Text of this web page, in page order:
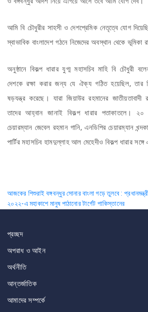
আমি বি চৌধুরীর সাহসী ও দেশপ্রেমিক নেতৃত্বে যোগ
স্বাভাবিক বাংলাদেশ গঠনে নিজেদের অবস্থান থেকে ভূমিকা
অনুষ্ঠানে বিকল্প ধারার যুগ্ম মহাসচিব মাহি বি চৌধুরী
দেশকে রক্ষা করার জন্য যে ঐক্য গঠিত হয়েছিল, তার
ষড়যন্ত্র করেছে। যারা জিয়াউর রহমানের জাতীয়তাবাদী
তাদের আহ্বান জানাই বিকল্প ধারার পতাকাতলে।
চেয়ারম্যান জেবেল রহমান গানি, এনডিপির চেয়ারম্যান
পার্টির মহাসচিব হামদুল্লাহ আল মেহেদীও বিকল্প ধারার সঙ্গে
Post
navigation
আজকের শিশুরাই বঙ্গবন্ধুর সোনার বাংলা গড়ে তুলবে :
২০২২-এ মহাকাশে মানুষ পাঠানোর টার্গেট পাকিস্তানের
প্রচ্ছদ
অপরাধ ও আইন
অর্থনীতি
আন্তর্জাতিক
আমাদের সম্পর্কে